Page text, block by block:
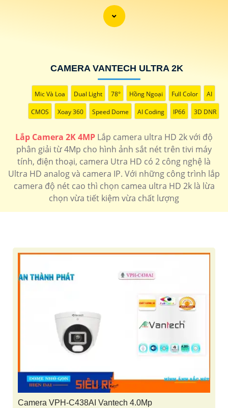
️🖍 lắp camera hình ảnh chất lượng sắt nét độ phân giải
4MP trở lên đạt chất lượng 2k thương hiệu camera uy tín
bảo hành chính hãng 24 tháng. Camera An Thành Phát
cung cấp những dòng sản phẩm camera chính hãng hình
ảnh sắt nét cho công trình chất lượng . 🛒
LOẠI CAMERA ULTRA 2K
THÔNG TIN
💎 Trọn Bộ Camera 2K
7.400.000 VNĐBộ 4 camera sắt nét tích hợp micro giá rẻCamera Gia
1.400.000 VNĐhổ trợ thẻ nhớ độ phân giải 4mp hồng ngoại 10mIPC-
📶 Camera Siêu nét 4MP Kbvision
kx-caif4003n-dl-ab
🌟 camera Wifi Siêu Nét
Độ phân gải 2k thiết kế dome up trần tích hợp micro
CAMERA VANTECH ULTRA 2K
Mic Và Loa Dual Light 78° Hồng Ngoại Full Color AI
CMOS Xoay 360 Speed Dome AI Coding IP66 3D DNR
Lắp Camera 2K 4MP Lắp camera ultra HD 2k với độ
phân giải từ 4Mp cho hình ảnh sắt nét trên tivi máy
tính, điện thoại, camera Utra HD có 2 công nghệ là
Ultra HD analog và camera IP. Với những công trình lắp
camera độ nét cao thì chọn camea ultra HD 2k là lừa
chọn vừa tiết kiệm vừa chất lượng
Camera VPH-C438AI Vantech 4.0Mp